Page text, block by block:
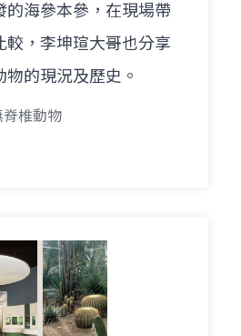
的海參本參，在現場帶
較，李坤瑄大哥也分享
物的現況及歷史。
脊椎動物